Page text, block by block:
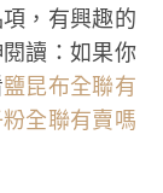
，有興趣的
讀：如果你
鹽昆布全聯有
全聯有賣嗎